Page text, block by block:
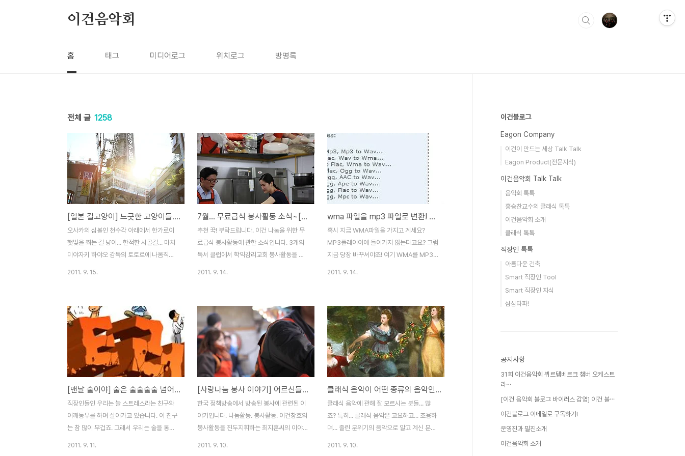
이건음악회
홈 태그 미디어로그 위치로그 방명록
전체 글 1258
[일본 길고양이] 느긋한 고양이들... 이것이 바로 냥이 생활??
오사카의 심볼인 천수각 아래에서 한가로이
햇빛을 쬐는 길 냥이... 한적한 시골길... 마치
미야자키 하야오 감독의 토토로에 나옴직한
는 센스~ 요기가 나의 침대!! 작은 경트럭의
뒤 화물칸에는 모포가 깔려 있었습니다... 아
무리 길 고양이라도 잠자리는 역시 편안해야
겠죠? 오사카시내에도 옛날부터의 시장이 있
었습니다. 요즘 여기저기에 몇개씩인가 작은
시장들이 있었습니다만, 모두 맨션이 되어 버
렸습니다···. 목조건물 위에서 고양이 한마리
가 위태로워 보이지만... 느긋하게 여유로운
오후를 보내고 있습니다. 마지막 한마..
2011. 9. 15.
7월... 무료급식 봉사활동 소식~[이건창호/이건산업의 젊은이들이 한데 뭉쳤다!]
추천 꾹! 부탁드립니다. 이건 나눔을 위한 무
료급식 봉사활동에 관한 소식입니다. 3개의
독서 클럽에서 학익감리교회 봉사활동을 진
신으로 멋진 이건인들이 봉사에 참여하셨습
니다. 이번 7월 18일 봉사활동의 경우, 최다
인원인 530명의 어르신이 오셨으며, 엎친데
덮친 격으로, 기계식 세척기가 고장이 나서,
전부 수동으로 설겆이를 하느라 정말 힘이 많
이 들었던 봉사였습니다. 참가하신 분들에게
많은 격려 부탁드립니다. ^^ 참가자 정보 및
사진 첨부드립니다. 참석자 : 김원영,김동주
참석자 : 김영구,김화수,이한표,김문근 참석
자 : 최주해, ..
2011. 9. 14.
wma 파일을 mp3 파일로 변환! 일명 wma mp3 변환 프로그램!
혹시 지금 WMA파일을 가지고 계세요?
MP3플레이어에 들어가지 않는다고요? 그럼
지금 당장 바꾸셔야죠! 여기 WMA를 MP3
Converter 라고 하는 프로그램입니다. 우
리나라에는 등록이 안되어있는 프로그램이라
외국사이트에 올라온 wma mp3 변환 프로
그램의 정보를 캡쳐했습니다. 보시다시피 프
리웨어이기 때문에 저작권 문제없이 안심하
고 사용하셔도 되겠습니다. 이 아이콘이 실행
할 wma를 mp3로 변환시켜주는 프로그램
아이콘입니다. 외국 사이트에서 다운로드 하
기 위해 캡쳐한 내용이고요. 보시면 알겠지만
어떤 운영체제이든지..
2011. 9. 14.
[맨날 술이야] 술은 술술술술 넘어간다.
직장인들인 우리는 늘 스트레스라는 친구와
어깨동무를 하며 살아가고 있습니다. 이 친구
는 참 많이 무겁죠. 그래서 우리는 술을 통해
2011. 9. 11.
[사랑나눔 봉사 이야기] 어르신들의 든든한 버팀목! 이건창호의 아름다운 봉사자... 최지훈(한국정책방송)
한국 정책방송에서 방송된 봉사에 관련된 이
야기입니다. 나눔활동. 봉사활동. 이건창호의
봉사활동을 진두지휘하는 최지훈씨의 이야
2011. 9. 10.
클래식 음악이 어떤 종류의 음악인가??
클래식 음악에 관해 잘 모르시는 분들... 많
죠? 특히... 클래식 음악은 고요하고... 조용하
며... 졸린 분위기의 음악으로 알고 계신 분이
2011. 9. 10.
이건블로그
Eagon Company
이건이 만드는 세상 Talk Talk
Eagon Product(전문지식)
이건음악회 Talk Talk
음악회 톡톡
홍승찬교수의 클래식 톡톡
이건음악회 소개
클래식 톡톡
직장인 톡톡
아름다운 건축
Smart 직장인 Tool
Smart 직장인 지식
심심타파!
공지사항
31회 이건음악회 뷔르템베르크 챔버 오케스트
라⋯
[이건 음악회 블로그 바이러스 감염] 이건 블⋯
이건블로그 이메일로 구독하기!
운영진과 필진소개
이건음악회 소개